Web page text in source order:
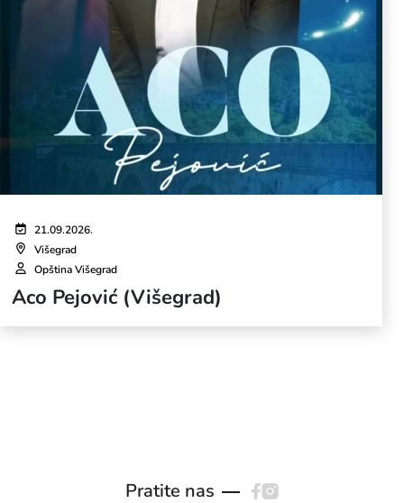
21.09.2026.
Višegrad
Opština Višegrad
Aco Pejović (Višegrad)
Pratite nas